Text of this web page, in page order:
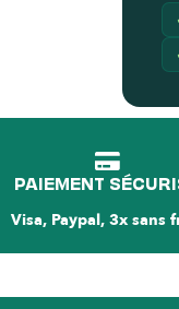
PAIEMENT
Visa, Paypal, 3x sans